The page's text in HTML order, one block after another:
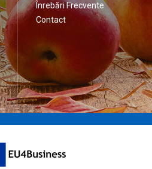
Înrebări Frecvente
Contact